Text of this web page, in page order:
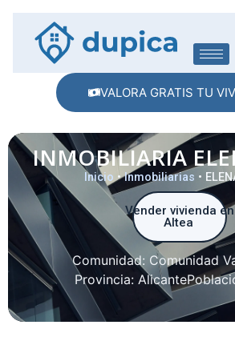
VALORA GRATIS TU
INMOBILIARIA
Inicio •Inmobiliarias •
Vender vivienda en
Altea
Comunidad: Comunidad
Provincia: Alicante